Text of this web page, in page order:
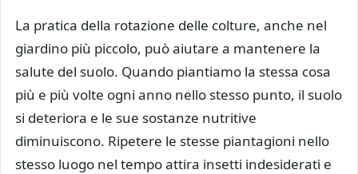
La pratica della rotazione delle colture, anche nel
giardino più piccolo, può aiutare a mantenere la
salute del suolo. Quando piantiamo la stessa cosa
più e più volte ogni anno nello stesso punto, il suolo
si deteriora e le sue sostanze nutritive
diminuiscono. Ripetere le stesse piantagioni nello
stesso luogo nel tempo attira insetti indesiderati e